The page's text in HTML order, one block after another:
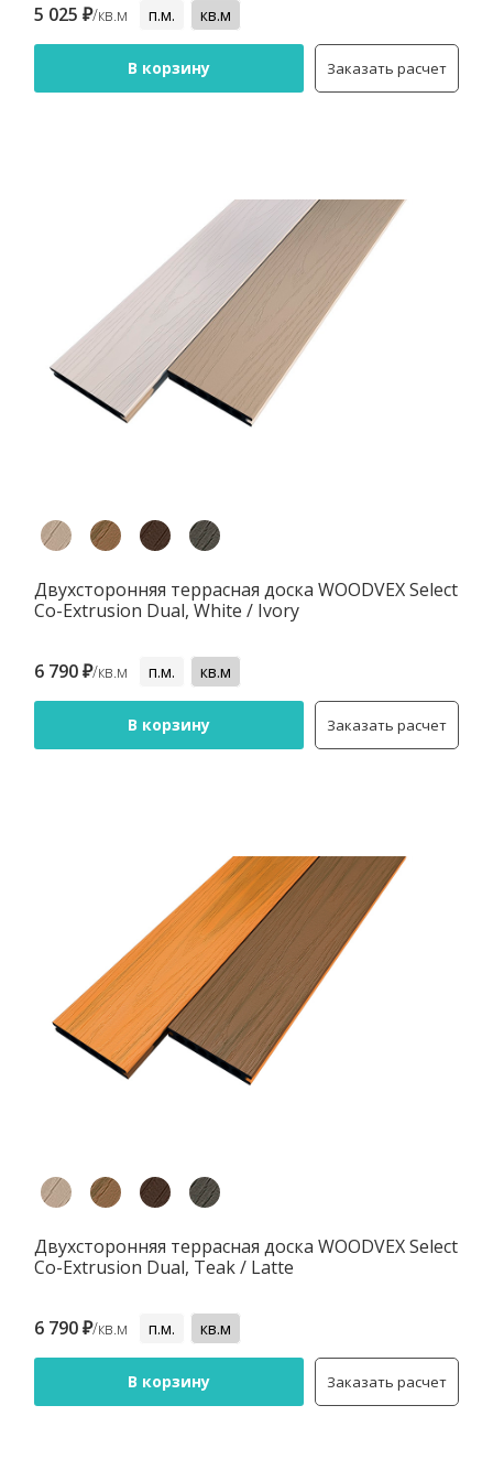
5 025 ₽/кв.м п.м. кв.м
В корзину Заказать расчет
Двухсторонняя террасная доска WOODVEX Select
Co-Extrusion Dual, White / Ivory
6 790 ₽/кв.м п.м. кв.м
В корзину Заказать расчет
Двухсторонняя террасная доска WOODVEX Select
Co-Extrusion Dual, Teak / Latte
6 790 ₽/кв.м п.м. кв.м
В корзину Заказать расчет